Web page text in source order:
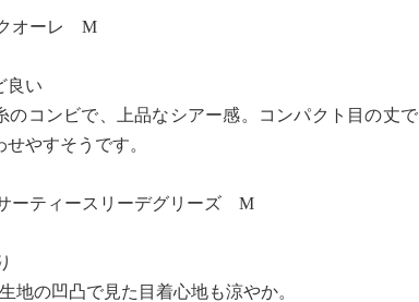
オーレ M
良い
のコンビで、上品なシアー感。コンパクト目の丈で
やすそうです。
ーティースリーデグリーズ M
地の凹凸で見た目着心地も涼やか。